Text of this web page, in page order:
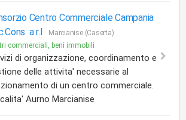
Centro Commerciale Campania
a r.l
Marcianise (Caserta)
commerciali, beni immobili
di organizzazione, coordinamento e
delle attivita' necessarie al
di un centro commerciale.
Aurno Marcianise